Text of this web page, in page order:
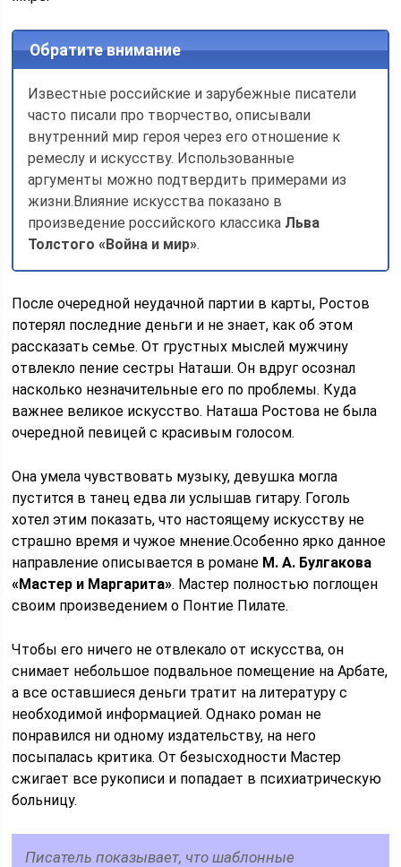
Обратите внимание
Известные российские и зарубежные писатели
часто писали про творчество, описывали
внутренний мир героя через его отношение к
ремеслу и искусству. Использованные
аргументы можно подтвердить примерами из
жизни.Влияние искусства показано в
произведение российского классика Льва
Толстого «Война и мир».
После очередной неудачной партии в карты, Ростов
потерял последние деньги и не знает, как об этом
рассказать семье. От грустных мыслей мужчину
отвлекло пение сестры Наташи. Он вдруг осознал
насколько незначительные его по проблемы. Куда
важнее великое искусство. Наташа Ростова не была
очередной певицей с красивым голосом.
Она умела чувствовать музыку, девушка могла
пустится в танец едва ли услышав гитару. Гоголь
хотел этим показать, что настоящему искусству не
страшно время и чужое мнение.Особенно ярко данное
направление описывается в романе М. А. Булгакова
«Мастер и Маргарита». Мастер полностью поглощен
своим произведением о Понтие Пилате.
Чтобы его ничего не отвлекало от искусства, он
снимает небольшое подвальное помещение на Арбате,
а все оставшиеся деньги тратит на литературу с
необходимой информацией. Однако роман не
понравился ни одному издательству, на него
посыпалась критика. От безысходности Мастер
сжигает все рукописи и попадает в психиатрическую
больницу.
Писатель показывает, что шаблонные